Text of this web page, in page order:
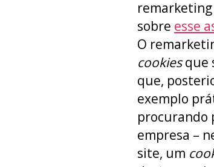
remarketing
sobre esse
O
cookiesque
que,
exemplo
procurando
empresa –
site, um